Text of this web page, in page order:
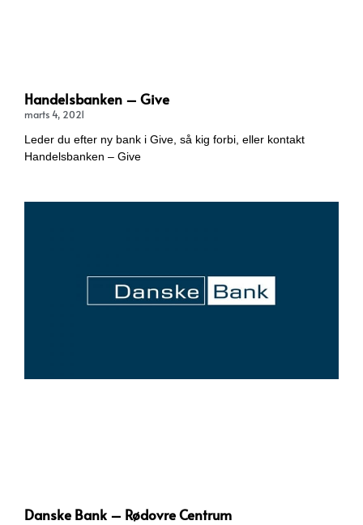
Handelsbanken – Give
marts 4, 2021
Leder du efter ny bank i Give, så kig forbi, eller kontakt
Handelsbanken – Give
Danske Bank – Rødovre Centrum